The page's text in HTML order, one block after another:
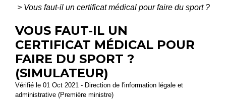
> Vous faut-il un certificat médical pour faire du sport ?
VOUS FAUT-IL UN
CERTIFICAT MÉDICAL POUR
FAIRE DU SPORT ?
(SIMULATEUR)
Vérifié le 01 Oct 2021 - Direction de l'information légale et
administrative (Première ministre)